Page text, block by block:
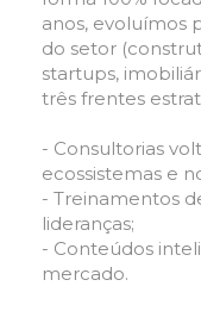
anos, evoluímos
do setor
startups,
três frentes
- Consultorias
ecossistemas e
- Treinamentos
lideranças;
- Conteúdos
mercado.